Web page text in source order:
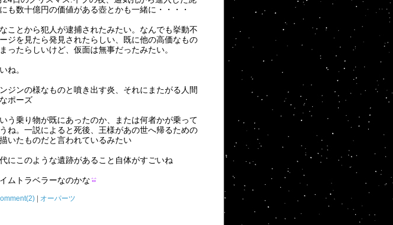
も数十億円の価値がある壺とかも一緒に・・・・
ことから犯人が逮捕されたみたい。なんでも挙動不
ジを見たら発見されたらしい、既に他の高価なもの
ったらしいけど、仮面は無事だったみたい。
ね。
ジンの様なものと噴き出す炎、それにまたがる人間
ポーズ
う乗り物が既にあったのか、または何者かが乗って
ね。一説によると死後、王様があの世へ帰るための
いたものだと言われているみたい
にこのような遺跡があること自体がすごいね
ムトラベラーなのかな
オーパーツ